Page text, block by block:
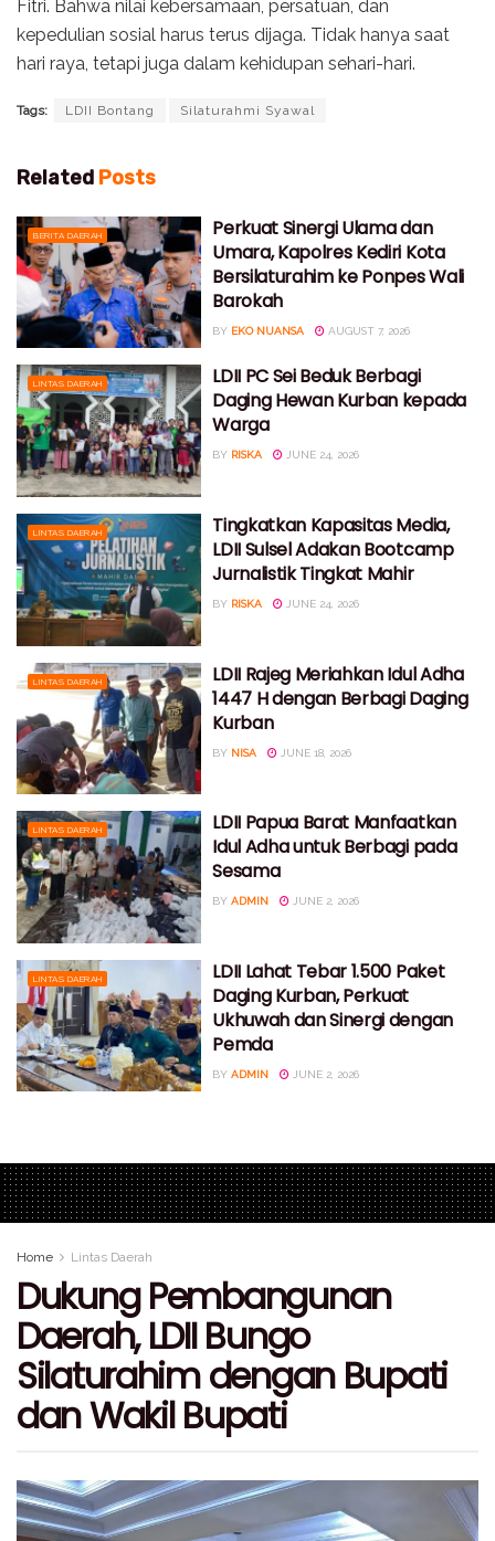
Fitri. Bahwa nilai kebersamaan, persatuan, dan
kepedulian sosial harus terus dijaga. Tidak hanya saat
hari raya, tetapi juga dalam kehidupan sehari-hari.
Tags: LDII Bontang Silaturahmi Syawal
Related Posts
BERITA DAERAH
Perkuat Sinergi Ulama dan
Umara, Kapolres Kediri Kota
Bersilaturahim ke Ponpes Wali
Barokah
BY EKO NUANSA AUGUST 7, 2026
LINTAS DAERAH
LDII PC Sei Beduk Berbagi
Daging Hewan Kurban kepada
Warga
BY RISKA JUNE 24, 2026
LINTAS DAERAH
Tingkatkan Kapasitas Media,
LDII Sulsel Adakan Bootcamp
Jurnalistik Tingkat Mahir
BY RISKA JUNE 24, 2026
LINTAS DAERAH
LDII Rajeg Meriahkan Idul Adha
1447 H dengan Berbagi Daging
Kurban
BY NISA JUNE 18, 2026
LINTAS DAERAH
LDII Papua Barat Manfaatkan
Idul Adha untuk Berbagi pada
Sesama
BY ADMIN JUNE 2, 2026
LINTAS DAERAH
LDII Lahat Tebar 1.500 Paket
Daging Kurban, Perkuat
Ukhuwah dan Sinergi dengan
Pemda
BY ADMIN JUNE 2, 2026
Home Lintas Daerah
Dukung Pembangunan
Daerah, LDII Bungo
Silaturahim dengan Bupati
dan Wakil Bupati